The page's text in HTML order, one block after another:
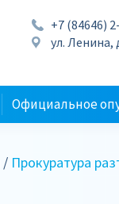
+7 (84646)
ул. Ленина,
Официальное
/ Прокуратура